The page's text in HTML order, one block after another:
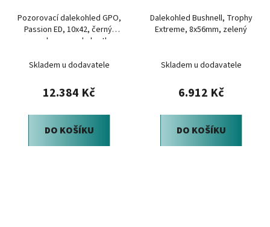
Pozorovací dalekohled GPO,
Passion ED, 10x42, černý,
pouzdro, popruh, krytky
Skladem u dodavatele
12.384 Kč
DO KOŠÍKU
Dalekohled Bushnell, Trophy
Extreme, 8x56mm, zelený
Skladem u dodavatele
6.912 Kč
DO KOŠÍKU